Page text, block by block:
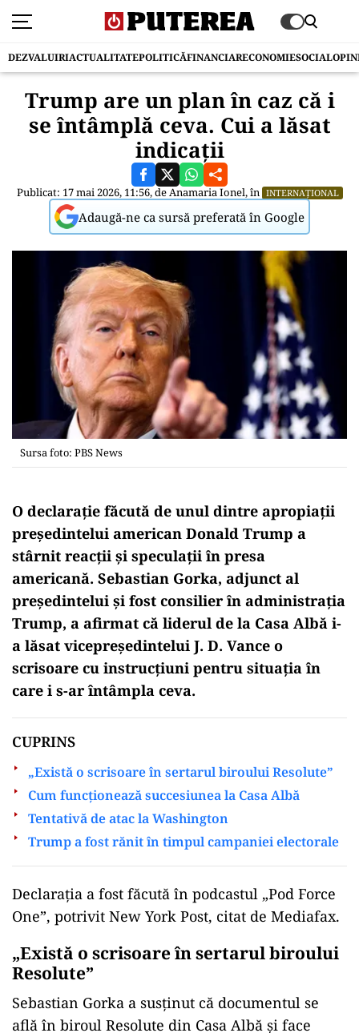
DEZVALUIRIACTUALITATEPOLITICĂFINANCIARECONOMIESOCIAL
Trump are un plan în caz că i
se întâmplă ceva. Cui a lăsat
indicaţii
Publicat: 17 mai 2026, 11:56, deAnamaria Ionel, în INTERNAȚIONAL
Adaugă-ne ca sursă preferată în Google
Sursa foto: PBS News
O declarație făcută de unul dintre apropiații
președintelui american Donald Trump a
stârnit reacții și speculații în presa
americană. Sebastian Gorka, adjunct al
președintelui și fost consilier în administrația
Trump, a afirmat că liderul de la Casa Albă i-
a lăsat vicepreședintelui J. D. Vance o
scrisoare cu instrucțiuni pentru situația în
care i s-ar întâmpla ceva.
CUPRINS
„Există o scrisoare în sertarul biroului Resolute”
Cum funcționează succesiunea la Casa Albă
Tentativă de atac la Washington
Trump a fost rănit în timpul campaniei electorale
ad